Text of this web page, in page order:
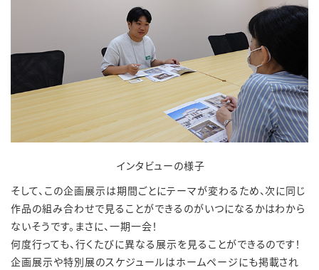
インタビューの様子
そして、この企画展示は期間ごとにテーマが変わるため、次に同じ
作品の組み合わせで見ることができるのがいつになるかはわから
ないそうです。まさに、一期一会！
何度行っても、行くたびに異なる展示を見ることができるのです！
企画展示や特別展のスケジュールはホームページにも掲載され